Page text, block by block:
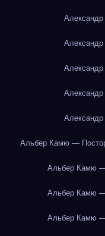
Альбер Камю —
Альбер Камю
Альбер Камю
Альбер Камю